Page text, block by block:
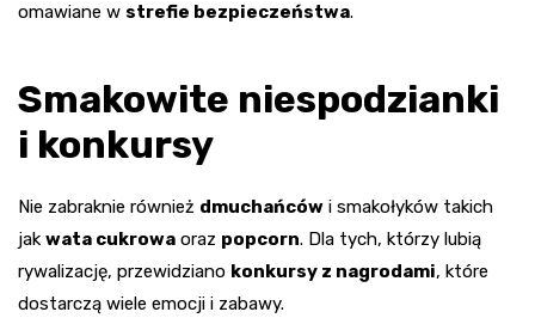
omawiane w strefie bezpieczeństwa.
Smakowite niespodzianki
i konkursy
Nie zabraknie również dmuchańców i smakołyków takich
jak wata cukrowa oraz popcorn. Dla tych, którzy lubią
rywalizację, przewidziano konkursy z nagrodami, które
dostarczą wiele emocji i zabawy.